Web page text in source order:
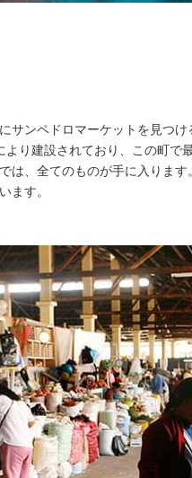
サンペドロマーケットを見つ
り建設されており、この町で
は、全てのものが手に入りま
ます。